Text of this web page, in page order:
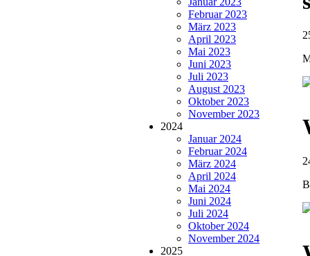
Februar 2023
März 2023
April 2023
Mai 2023
Juni 2023
Juli 2023
August 2023
Oktober 2023
November 2023
2024
Januar 2024
Februar 2024
März 2024
April 2024
Mai 2024
Juni 2024
Juli 2024
Oktober 2024
November 2024
2025